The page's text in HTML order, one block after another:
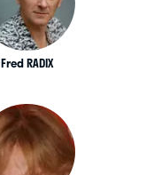
Fred RADIX